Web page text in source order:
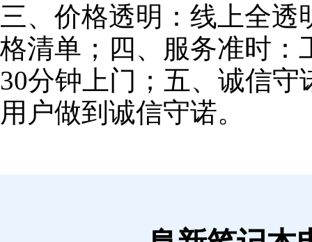
三、价格透明：线上全
格清单；四、服务准时：
30分钟上门；五、诚信
用户做到诚信守诺。